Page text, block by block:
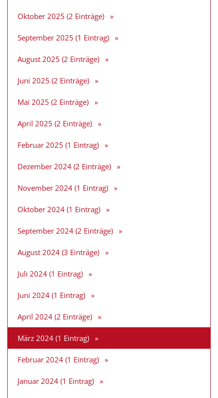
Oktober 2025 (2 Einträge)
September 2025 (1 Eintrag)
August 2025 (2 Einträge)
Juni 2025 (2 Einträge)
Mai 2025 (2 Einträge)
April 2025 (2 Einträge)
Februar 2025 (1 Eintrag)
Dezember 2024 (2 Einträge)
November 2024 (1 Eintrag)
Oktober 2024 (1 Eintrag)
September 2024 (2 Einträge)
August 2024 (3 Einträge)
Juli 2024 (1 Eintrag)
Juni 2024 (1 Eintrag)
April 2024 (2 Einträge)
März 2024 (1 Eintrag)
Februar 2024 (1 Eintrag)
Januar 2024 (1 Eintrag)